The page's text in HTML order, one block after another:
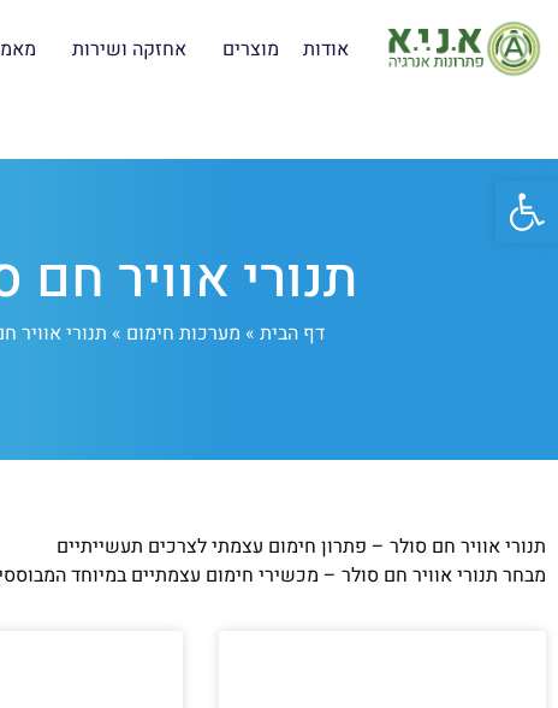
אודות מוצרים אחזקה ושירות
תנורי אוויר חם
דף הבית » מערכות חימום » תנורי אוויר
תנורי אוויר חם סולר – פתרון חימום עצמתי לצרכים תעשייתיים
מבחר תנורי אוויר חם סולר – מכשירי חימום עצמתיים במיוחד
פתח סרגל נגישות